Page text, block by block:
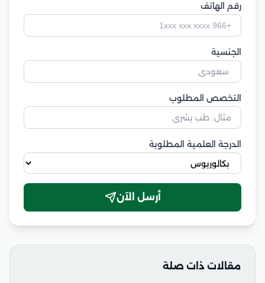
رقم الهاتف
الجنسية
التخصص المطلوب
الدرجة العلمية المطلوبة
أرسل الآن
مقالات ذات صلة